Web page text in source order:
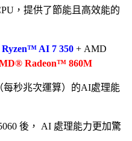
，提供了節能且高效能的
AI 7 350 + AMD
Radeon™ 860M
每秒兆次運算）的AI處理能
後， AI 處理能力更加驚